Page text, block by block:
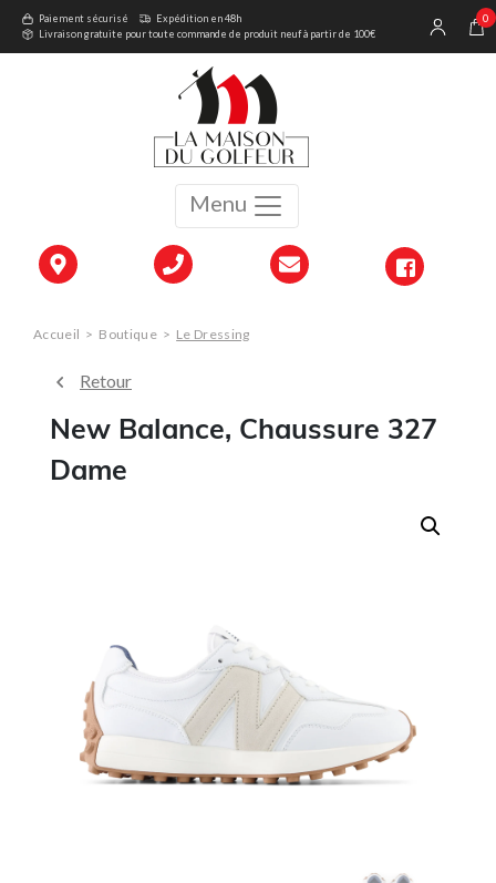
Menu
Paiement sécurisé
Expédition en 48h
Livraison gratuite pour toute commande de produit neuf à partir de 100€
0
Accueil > Boutique > Le Dressing
Retour
New Balance, Chaussure 327
Dame